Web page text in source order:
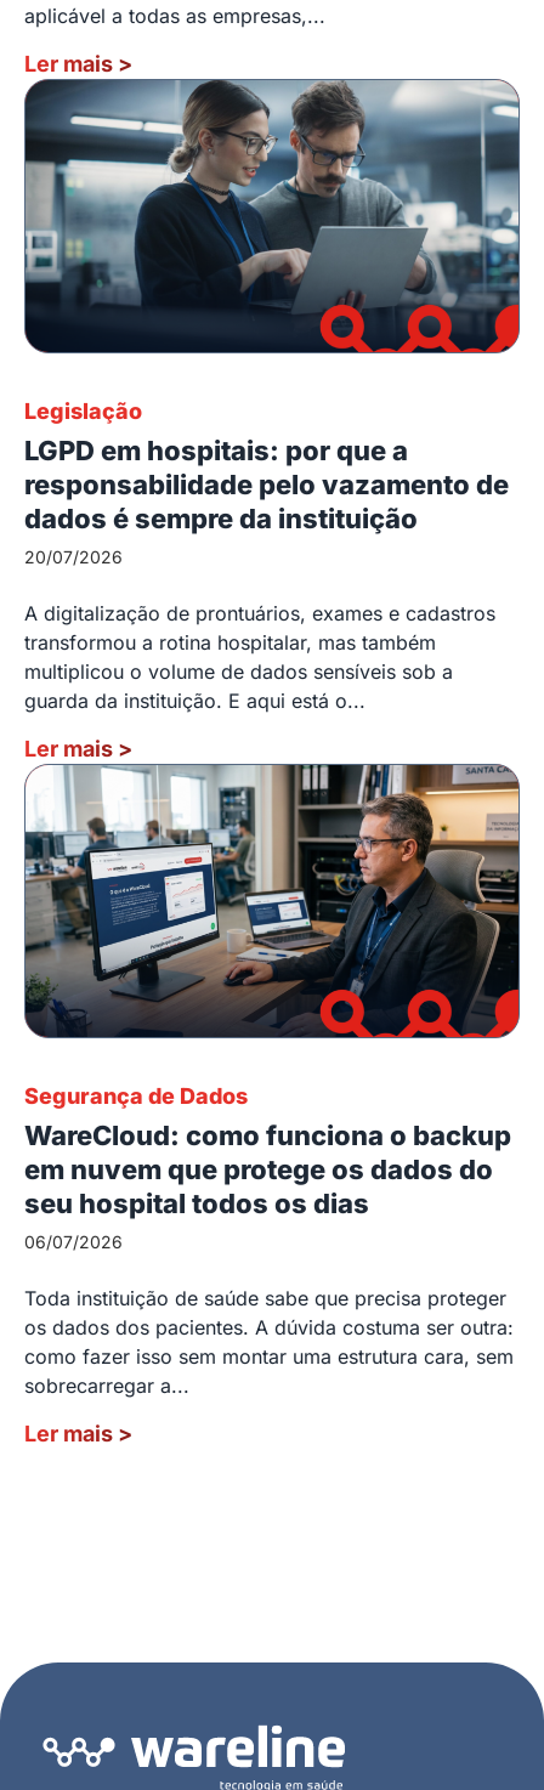
aplicável a todas as empresas,...
Ler mais >
Legislação
LGPD em hospitais: por que a
responsabilidade pelo vazamento de
dados é sempre da instituição
20/07/2026
A digitalização de prontuários, exames e cadastros
transformou a rotina hospitalar, mas também
multiplicou o volume de dados sensíveis sob a
guarda da instituição. E aqui está o...
Ler mais >
Segurança de Dados
WareCloud: como funciona o backup
em nuvem que protege os dados do
seu hospital todos os dias
06/07/2026
Toda instituição de saúde sabe que precisa proteger
os dados dos pacientes. A dúvida costuma ser outra:
como fazer isso sem montar uma estrutura cara, sem
sobrecarregar a...
Ler mais >